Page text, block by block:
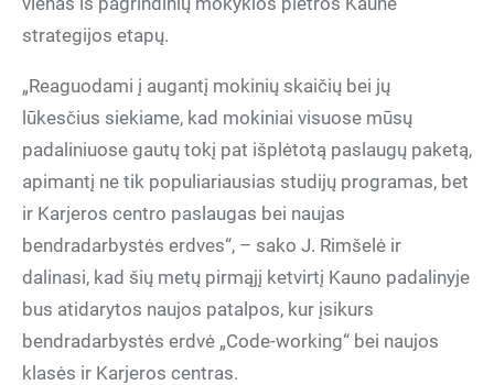
strategijos etapų.
„Reaguodami į augantį mokinių skaičių bei jų
lūkesčius siekiame, kad mokiniai visuose mūsų
padaliniuose gautų tokį pat išplėtotą paslaugų paketą,
apimantį ne tik populiariausias studijų programas, bet
ir Karjeros centro paslaugas bei naujas
bendradarbystės erdves“, – sako J. Rimšelė ir
dalinasi, kad šių metų pirmąjį ketvirtį Kauno padalinyje
bus atidarytos naujos patalpos, kur įsikurs
bendradarbystės erdvė „Code-working“ bei naujos
klasės ir Karjeros centras.